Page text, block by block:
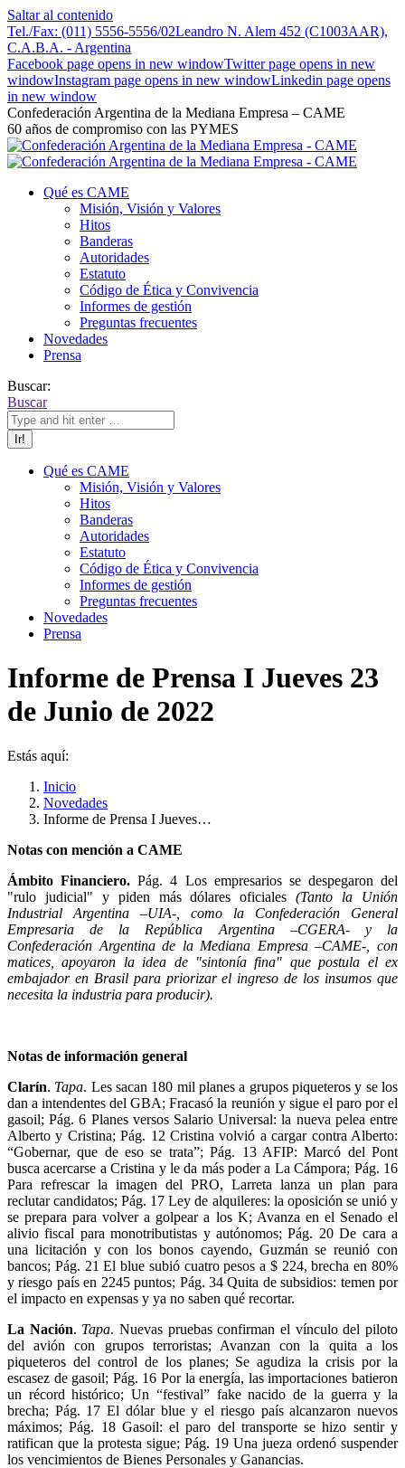
Saltar al contenido
Tel./Fax: (011) 5556-5556/02Leandro N. Alem 452 (C1003AAR),
C.A.B.A. - Argentina
Facebook page opens in new windowTwitter page opens in new
windowInstagram page opens in new windowLinkedin page opens
in new window
Confederación Argentina de la Mediana Empresa – CAME
60 años de compromiso con las PYMES
Qué es CAME
Misión, Visión y Valores
Hitos
Banderas
Autoridades
Estatuto
Código de Ética y Convivencia
Informes de gestión
Preguntas frecuentes
Novedades
Prensa
Buscar:
Buscar
Qué es CAME
Misión, Visión y Valores
Hitos
Banderas
Autoridades
Estatuto
Código de Ética y Convivencia
Informes de gestión
Preguntas frecuentes
Novedades
Prensa
Informe de Prensa I Jueves 23
de Junio de 2022
Estás aquí:
Inicio
Novedades
Informe de Prensa I Jueves…
Notas con mención a CAME
Ámbito Financiero.Pág. 4 Los empresarios se despegaron del
"rulo judicial" y piden más dólares oficiales(Tanto la Unión
Industrial Argentina –UIA-, como la Confederación General
Empresaria de la República Argentina –CGERA- y la
Confederación Argentina de la Mediana Empresa –CAME-, con
matices, apoyaron la idea de "sintonía fina" que postula el ex
embajador en Brasil para priorizar el ingreso de los insumos que
necesita la industria para producir).
Notas de información general
Clarín. Tapa. Les sacan 180 mil planes a grupos piqueteros y se los
dan a intendentes del GBA; Fracasó la reunión y sigue el paro por el
gasoil; Pág. 6 Planes versos Salario Universal: la nueva pelea entre
Alberto y Cristina; Pág. 12 Cristina volvió a cargar contra Alberto:
“Gobernar, que de eso se trata”; Pág. 13 AFIP: Marcó del Pont
busca acercarse a Cristina y le da más poder a La Cámpora; Pág. 16
Para refrescar la imagen del PRO, Larreta lanza un plan para
reclutar candidatos; Pág. 17 Ley de alquileres: la oposición se unió y
se prepara para volver a golpear a los K; Avanza en el Senado el
alivio fiscal para monotributistas y autónomos; Pág. 20 De cara a
una licitación y con los bonos cayendo, Guzmán se reunió con
bancos; Pág. 21 El blue subió cuatro pesos a $ 224, brecha en 80%
y riesgo país en 2245 puntos; Pág. 34 Quita de subsidios: temen por
el impacto en expensas y ya no saben qué recortar.
La Nación. Tapa. Nuevas pruebas confirman el vínculo del piloto
del avión con grupos terroristas; Avanzan con la quita a los
piqueteros del control de los planes; Se agudiza la crisis por la
escasez de gasoil; Pág. 16 Por la energía, las importaciones batieron
un récord histórico; Un “festival” fake nacido de la guerra y la
brecha; Pág. 17 El dólar blue y el riesgo país alcanzaron nuevos
máximos; Pág. 18 Gasoil: el paro del transporte se hizo sentir y
ratifican que la protesta sigue; Pág. 19 Una jueza ordenó suspender
los vencimientos de Bienes Personales y Ganancias.